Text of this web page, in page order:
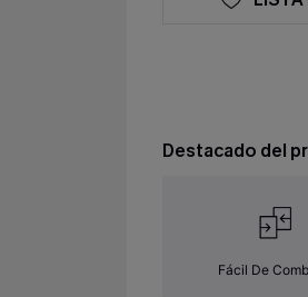
Destacado del
Fácil De